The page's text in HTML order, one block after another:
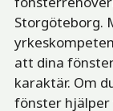
Storgöteborg.
att dina
karaktär. Om
fönster hjälper